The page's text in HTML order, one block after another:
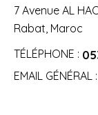
7 Avenue AL
Rabat, Maroc
TÉLÉPHONE :
EMAIL GÉNÉRAL :